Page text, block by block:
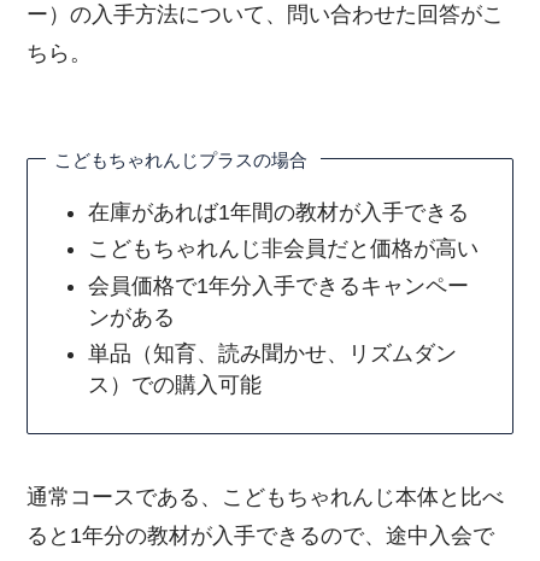
ー）の入手方法について、問い合わせた回答がこ
ちら。
こどもちゃれんじプラスの場合
在庫があれば1年間の教材が入手できる
こどもちゃれんじ非会員だと価格が高い
会員価格で1年分入手できるキャンペー
ンがある
単品（知育、読み聞かせ、リズムダン
ス）での購入可能
通常コースである、こどもちゃれんじ本体と比べ
ると1年分の教材が入手できるので、途中入会で